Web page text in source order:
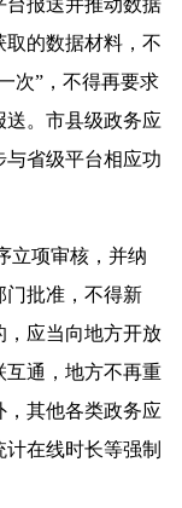
台报送并推动数据
的数据材料，不
次”，不得再要求
。市县级政务应
与省级平台相应功
项审核，并纳
门批准，不得新
，应当向地方开放
互通，地方不再重
其他各类政务应
在线时长等强制